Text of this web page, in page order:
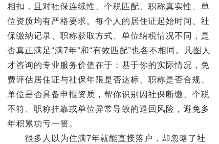
相扣，且对社保连续性、个税匹配、职称真实性、单
位资质均有严格要求。每个人的居住证起始时间、社
保缴纳记录、职称获取方式、单位纳税情况不同，是
否真正满足“满7年”和“有效匹配”也各不相同。凡图人
才咨询的专业服务价值在于：基于你的实际情况，免
费评估居住证与社保年限是否达标、职称是否合规、
单位是否具备申报资质，帮你识别因社保断缴、个税
不符、职称挂靠或单位异常导致的退回风险，避免多
年积累功亏一篑。
很多人以为住满7年就能直接落户，却忽略了社